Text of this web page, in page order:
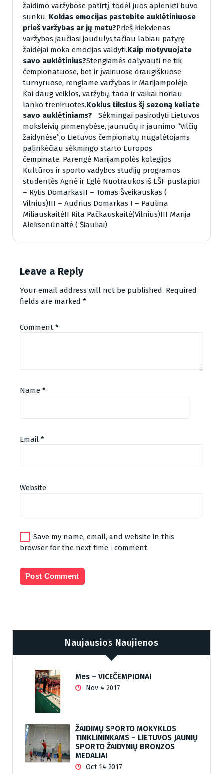
žaidimo varžybose patirtį, todėl juos aplenkti buvo
sunku. Kokias emocijas pastebite auklėtiniuose
prieš varžybas ar jų metu?Prieš kiekvienas
varžybas jaučiasi jaudulys,tačiau labiau patyrę
žaidėjai moka emocijas valdyti.Kaip motyvuojate
savo auklėtinius?Stengiamės dalyvauti ne tik
čempionatuose, bet ir įvairiuose draugiškuose
turnyruose, rengiame varžybas ir Marijampolėje.
Kai daug veiklos, varžybų, tada ir vaikai noriau
lanko treniruotes.Kokius tikslus šį sezoną keliate
savo auklėtiniams? Sėkmingai pasirodyti Lietuvos
moksleivių pirmenybėse, jaunučių ir jaunimo “Vilčių
žaidynėse”,o Lietuvos čempionatų nugalėtojams
palinkėčiau sėkmingo starto Europos
čempinate. Parengė Marijampolės kolegijos
Kultūros ir sporto vadybos studijų programos
studentės Agnė ir Eglė Nuotraukos iš LŠF puslapioI
– Rytis DomarkasII – Tomas Šveikauskas (
Vilnius)III – Audrius Domarkas I – Paulina
MiliauskaitėII Rita Pačkauskaitė(Vilnius)III Marija
Aleksenūnaitė ( Šiauliai)
Leave a Reply
Your email address will not be published. Required
fields are marked *
Comment *
Name *
Email *
Website
Save my name, email, and website in this
browser for the next time I comment.
Naujausios Naujienos
Mes – VICEČEMPIONAI
Nov 4 2017
ŽAIDIMŲ SPORTO MOKYKLOS
TINKLININKAMS – LIETUVOS JAUNIŲ
SPORTO ŽAIDYNIŲ BRONZOS
MEDALIAI
Oct 14 2017